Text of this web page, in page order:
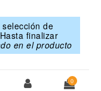
de
finalizar
en el producto
0